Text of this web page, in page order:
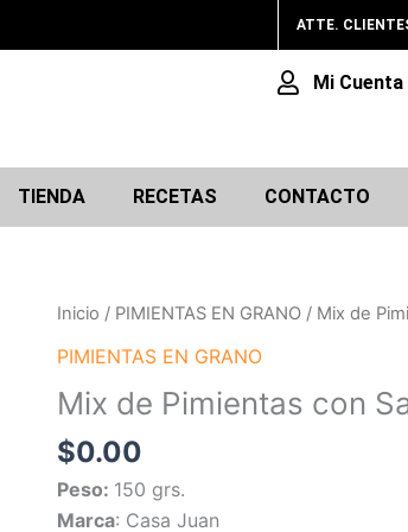
ATTE.
Mi Cuenta
TIENDA RECETAS CONTACTO
Inicio / PIMIENTAS EN GRANO / Mix de
PIMIENTAS EN GRANO
Mix de Pimientas con
$0.00
Peso: 150 grs.
Marca: Casa Juan
Mix
de
con
Sal
Negra
de